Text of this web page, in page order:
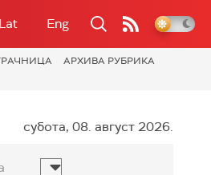
Lat Eng
АРХИВА РУБРИКА
субота, 08. август 2026.